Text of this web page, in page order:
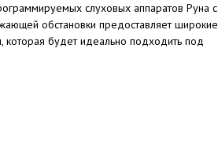
слуховых аппаратов Руна с
обстановки предоставляет широкие
будет идеально подходить под